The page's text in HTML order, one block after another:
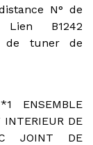
N° de
B1242
de tuner de
ENSEMBLE
INTERIEUR DE
JOINT DE